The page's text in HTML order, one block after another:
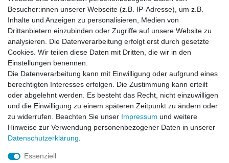
Besucher:innen unserer Webseite (z.B. IP-Adresse), um z.B.
Inhalte und Anzeigen zu personalisieren, Medien von
Drittanbietern einzubinden oder Zugriffe auf unsere Website zu
analysieren. Die Datenverarbeitung erfolgt erst durch gesetzte
Cookies. Wir teilen diese Daten mit Dritten, die wir in den
Einstellungen benennen.
Die Datenverarbeitung kann mit Einwilligung oder aufgrund eines
berechtigten Interesses erfolgen. Die Zustimmung kann erteilt
oder abgelehnt werden. Es besteht das Recht, nicht einzuwilligen
und die Einwilligung zu einem späteren Zeitpunkt zu ändern oder
zu widerrufen. Beachten Sie unser Impressum und weitere
Hinweise zur Verwendung personenbezogener Daten in unserer
Daten­schutz­erklärung
Essenziell